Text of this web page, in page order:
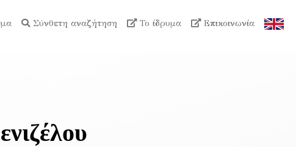
Σύνθετη αναζήτηση Το ίδρυμα Επικοινωνία